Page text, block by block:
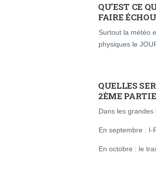
QU’EST CE
FAIRE
Surtout la météo
physiques le
QUELLES
2ÈME
Dans les grandes
En septembre : I-
En octobre : le